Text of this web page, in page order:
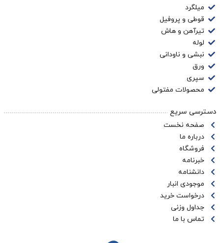
میلگرد
قوطی و پروفیل
تیرآهن و هاش
لوله
نبشی و ناودانی
ورق
سپری
محصولات مفتولی
دسترسی سریع
صفحه نخست
درباره ما
فروشگاه
خبرنامه
دانشنامه
موجودی انبار
درخواست خرید
جداول وزنی
تماس با ما